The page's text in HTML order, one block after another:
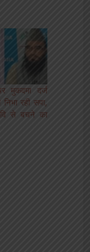
मुकदमा दर्ज
रही सपा,
से बचने का